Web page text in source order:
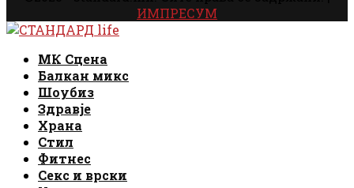
ИМПРЕСУМ
Facebook
Instagram
Email
Rss
МК Сцена
Балкан микс
Шоубиз
Здравје
Храна
Стил
Фитнес
Секс и врски